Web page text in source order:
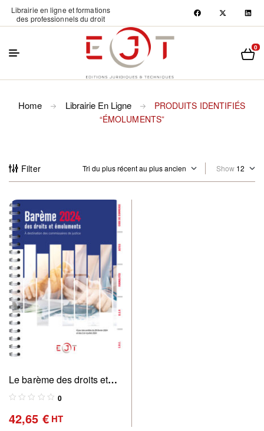
Librairie en ligne et formations
des professionnels du droit
0
Home Librairie En Ligne
PRODUITS IDENTIFIÉS
“ÉMOLUMENTS”
Filter Show
Le barème des droits et
émoluments des
2024
0
42,65 €HT